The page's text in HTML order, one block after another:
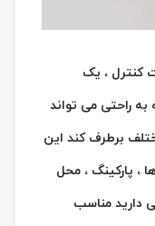
کنترل ، یک
راحتی می‌ تواند
برطرف کند این
، پارکینگ ، محل
دارید مناسب